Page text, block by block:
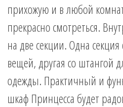
прихожую и в любой
прекрасно смотреться.
на две секции. Одна
вещей, другая со штангой
одежды. Практичный и
шкаф Принцесса будет